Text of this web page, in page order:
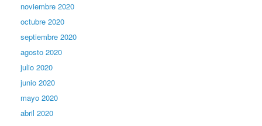
noviembre 2020
octubre 2020
septiembre 2020
agosto 2020
julio 2020
junio 2020
mayo 2020
abril 2020